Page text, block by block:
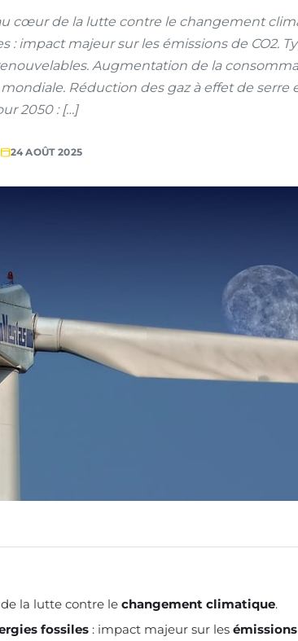
cœur de la lutte contre le changement
: impact majeur sur les émissions de CO2.
Augmentation de la
mondiale. Réduction des gaz à effet de serre
2050 : […]
24 AOÛT 2025
la lutte contre le changement climatique.
fossiles : impact majeur sur les émissions